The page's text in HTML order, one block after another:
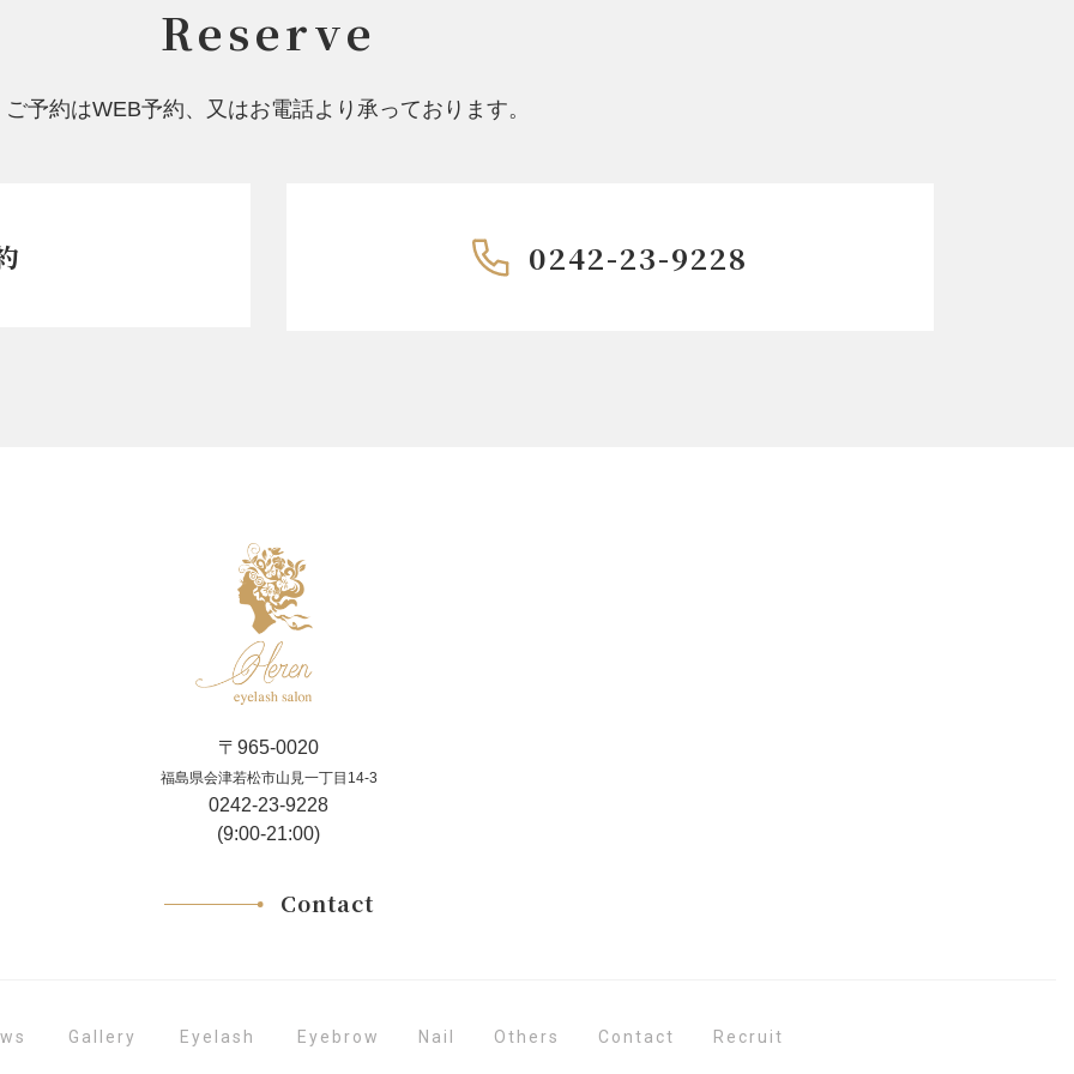
Reserve
ご予約はWEB予約、又はお電話より承っております。
0242-23-9228
〒965-0020
福島県会津若松市山見一丁目14-3
0242-23-9228
(9:00-21:00)
Contact
Gallery Eyelash Eyebrow Nail Others Contact Recruit